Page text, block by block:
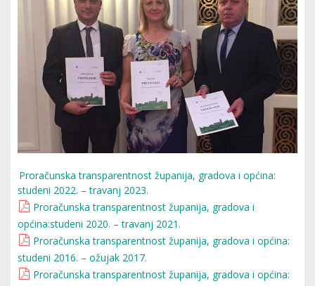
Proračunska transparentnost županija, gradova i općina:
studeni 2022. – travanj 2023.
Proračunska transparentnost županija, gradova i
općina:studeni 2020. – travanj 2021.
Proračunska transparentnost županija, gradova i općina:
studeni 2016. – ožujak 2017.
Proračunska transparentnost županija, gradova i općina: